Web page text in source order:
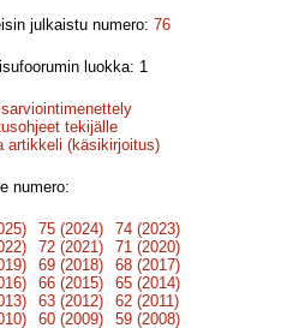
julkaistu numero:76
luokka: 1
tekijälle
artikkeli (käsikirjoitus)
numero:
75 (2024)
74 (2023)
72 (2021)
71 (2020)
69 (2018)
68 (2017)
66 (2015)
65 (2014)
63 (2012)
62 (2011)
60 (2009)
59 (2008)